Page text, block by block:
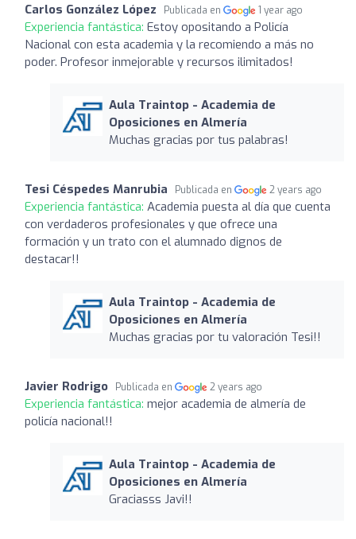
Carlos González López Publicada en 1 year ago
Experiencia fantástica: Estoy opositando a Policía
Nacional con esta academia y la recomiendo a más no
poder. Profesor inmejorable y recursos ilimitados!
Aula Traintop - Academia de
Oposiciones en Almería
Muchas gracias por tus palabras!
Tesi Céspedes Manrubia Publicada en 2 years ago
Experiencia fantástica: Academia puesta al día que cuenta
con verdaderos profesionales y que ofrece una
formación y un trato con el alumnado dignos de
destacar!!
Aula Traintop - Academia de
Oposiciones en Almería
Muchas gracias por tu valoración Tesi!!
Javier Rodrigo Publicada en 2 years ago
Experiencia fantástica: mejor academia de almería de
policía nacional!!
Aula Traintop - Academia de
Oposiciones en Almería
Graciasss Javi!!